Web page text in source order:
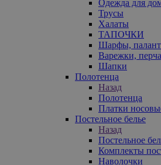
Одежда для
Трусы
Халаты
ТАПОЧКИ
Шарфы,
Варежки,
Шапки
Полотенца
Назад
Полотенца
Платки
Постельное белье
Назад
Постельное
Комплекты
Наволочки